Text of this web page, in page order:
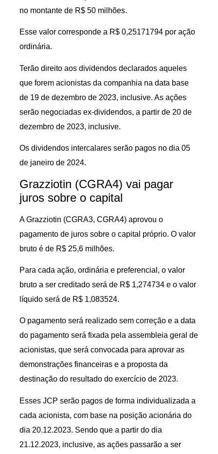
no montante de R$ 50 milhões.
Esse valor corresponde a R$ 0,25171794 por ação
ordinária.
Terão direito aos dividendos declarados aqueles
que forem acionistas da companhia na data base
de 19 de dezembro de 2023, inclusive. As ações
serão negociadas ex-dividendos, a partir de 20 de
dezembro de 2023, inclusive.
Os dividendos intercalares serão pagos no dia 05
de janeiro de 2024.
Grazziotin (CGRA4) vai pagar
juros sobre o capital
A Grazziotin (CGRA3, CGRA4) aprovou o
pagamento de juros sobre o capital próprio. O valor
bruto é de R$ 25,6 milhões.
Para cada ação, ordinária e preferencial, o valor
bruto a ser creditado será de R$ 1,274734 e o valor
líquido será de R$ 1,083524.
O pagamento será realizado sem correção e a data
do pagamento será fixada pela assembleia geral de
acionistas, que será convocada para aprovar as
demonstrações financeiras e a proposta da
destinação do resultado do exercício de 2023.
Esses JCP serão pagos de forma individualizada a
cada acionista, com base na posição acionária do
dia 20.12.2023. Sendo que a partir do dia
21.12.2023, inclusive, as ações passarão a ser